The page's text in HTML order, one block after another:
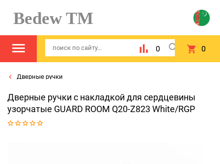
Bedew TM
0 0
Дверные ручки
Дверные ручки с накладкой для сердцевины
узорчатые GUARD ROOM Q20-Z823 White/RGP